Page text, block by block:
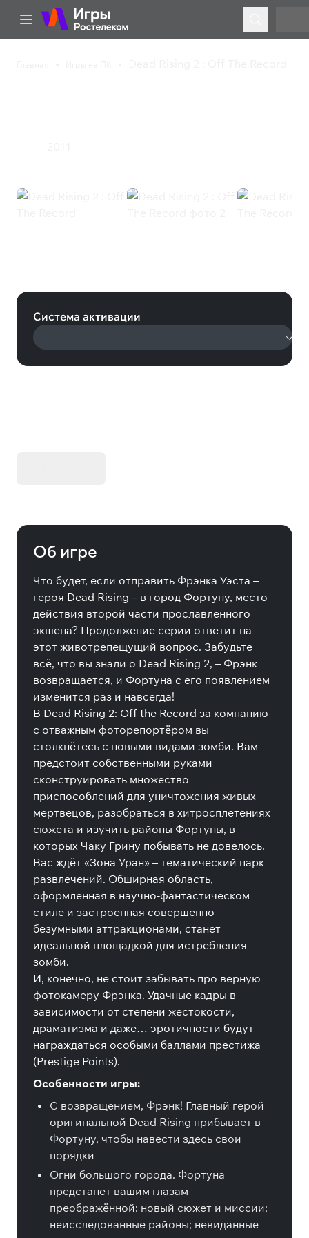
Система активации
Об игре
Что будет, если отправить Фрэнка Уэста –
героя Dead Rising – в город Фортуну, место
действия второй части прославленного
экшена? Продолжение серии ответит на
этот животрепещущий вопрос. Забудьте
всё, что вы знали о Dead Rising 2, – Фрэнк
возвращается, и Фортуна с его появлением
изменится раз и навсегда!
В Dead Rising 2: Off the Record за компанию
с отважным фоторепортёром вы
столкнётесь с новыми видами зомби. Вам
предстоит собственными руками
сконструировать множество
приспособлений для уничтожения живых
мертвецов, разобраться в хитросплетениях
сюжета и изучить районы Фортуны, в
которых Чаку Грину побывать не довелось.
Вас ждёт «Зона Уран» – тематический парк
развлечений. Обширная область,
оформленная в научно-фантастическом
стиле и застроенная совершенно
безумными аттракционами, станет
идеальной площадкой для истребления
зомби.
И, конечно, не стоит забывать про верную
фотокамеру Фрэнка. Удачные кадры в
зависимости от степени жестокости,
драматизма и даже… эротичности будут
награждаться особыми баллами престижа
(Prestige Points).
Особенности игры:
С возвращением, Фрэнк! Главный герой
оригинальной Dead Rising прибывает в
Фортуну, чтобы навести здесь свои
порядки
Огни большого города. Фортуна
предстанет вашим глазам
преображённой: новый сюжет и миссии;
неисследованные районы; невиданные